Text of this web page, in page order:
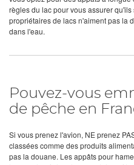
règles du lac pour vous assurer
propriétaires de lacs n'aiment pas la
dans l'eau.
Pouvez-vous
de pêche en
Si vous prenez l'avion, NE prenez
classées comme des produits
pas la douane. Les appâts pour